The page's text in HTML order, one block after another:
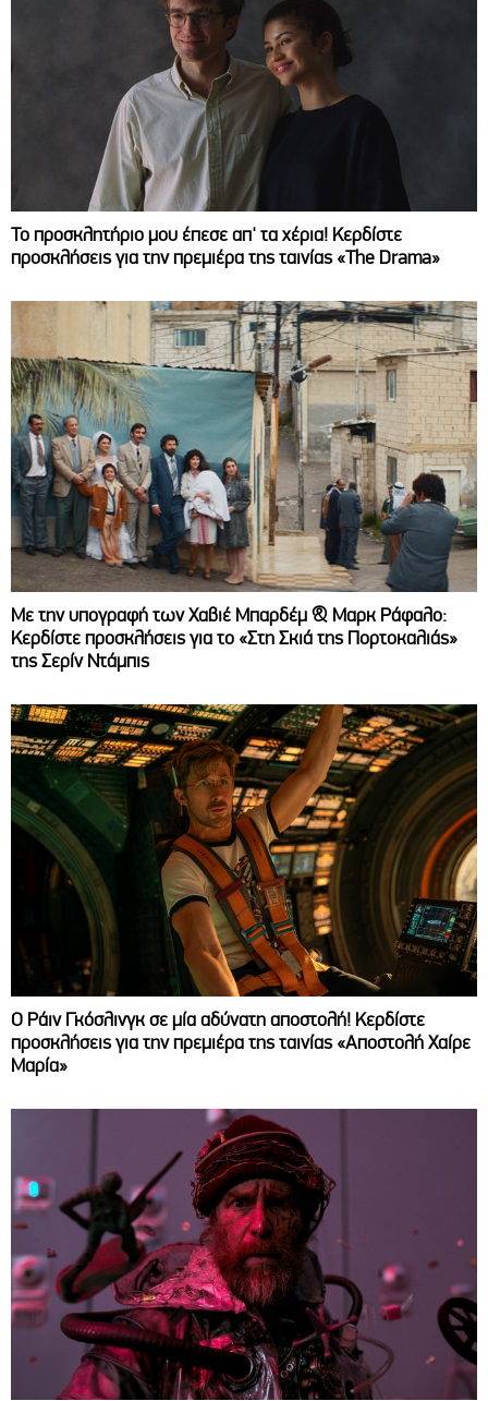
Το προσκλητήριο μου έπεσε απ' τα χέρια! Κερδίστε
προσκλήσεις για την πρεμιέρα της ταινίας «The Drama»
Με την υπογραφή των Χαβιέ Μπαρδέμ & Μαρκ Ράφαλο:
Κερδίστε προσκλήσεις για το «Στη Σκιά της Πορτοκαλιάς»
της Σερίν Ντάμπις
Ο Ράιν Γκόσλινγκ σε μία αδύνατη αποστολή! Κερδίστε
προσκλήσεις για την πρεμιέρα της ταινίας «Αποστολή Χαίρε
Μαρία»